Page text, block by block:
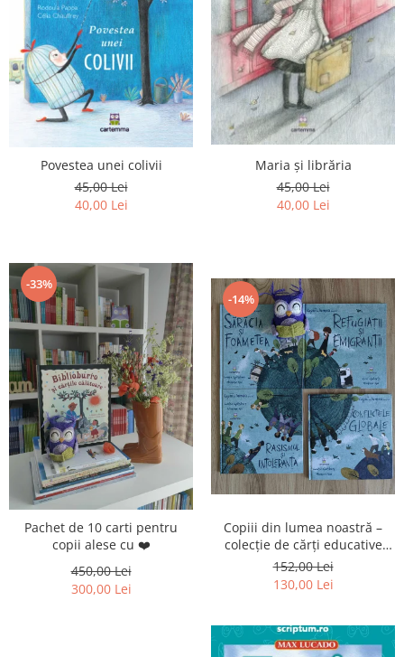
Povestea unei colivii
45,00 Lei
40,00 Lei
Maria și librăria
45,00 Lei
40,00 Lei
-33%
Pachet de 10 carti pentru
copii alese cu ❤️
450,00 Lei
300,00 Lei
-14%
Copiii din lumea noastră –
colecție de cărți educative
pentru copii
152,00 Lei
130,00 Lei